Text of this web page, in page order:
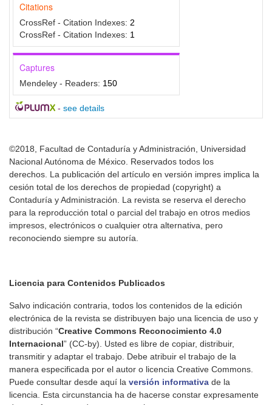
Citations
CrossRef - Citation Indexes: 2
CrossRef - Citation Indexes: 1
Captures
Mendeley - Readers: 150
- see details
©2018, Facultad de Contaduría y Administración, Universidad
Nacional Autónoma de México. Reservados todos los
derechos. La publicación del artículo en versión impres implica la
cesión total de los derechos de propiedad (copyright) a
Contaduría y Administración. La revista se reserva el derecho
para la reproducción total o parcial del trabajo en otros medios
impresos, electrónicos o cualquier otra alternativa, pero
reconociendo siempre su autoría.
Licencia para Contenidos Publicados
Salvo indicación contraria, todos los contenidos de la edición
electrónica de la revista se distribuyen bajo una licencia de uso y
distribución “Creative Commons Reconocimiento 4.0
Internacional” (CC-by). Usted es libre de copiar, distribuir,
transmitir y adaptar el trabajo. Debe atribuir el trabajo de la
manera especificada por el autor o licencia Creative Commons.
Puede consultar desde aquí la versión informativa de la
licencia. Esta circunstancia ha de hacerse constar expresamente